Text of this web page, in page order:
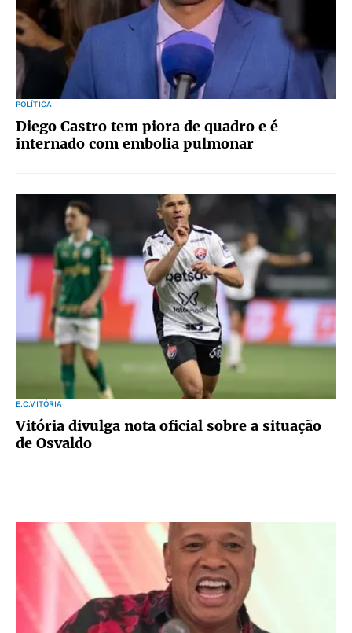
POLÍTICA
Diego Castro tem piora de quadro e é
internado com embolia pulmonar
E.C.VITÓRIA
Vitória divulga nota oficial sobre a situação
de Osvaldo